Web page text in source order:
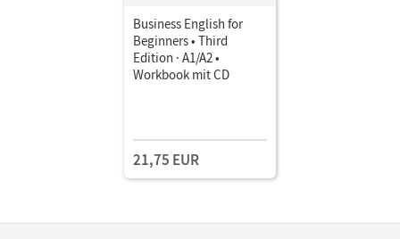
Business English for
Beginners • Third
Edition · A1/A2 •
Workbook mit CD
21,75 EUR